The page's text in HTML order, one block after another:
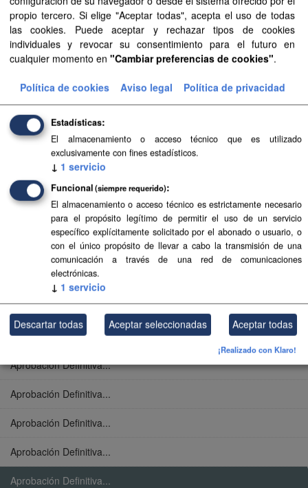
Aprobación Definitiva...
Aprobación Definitiva...
Aprobación Definitiva...
Aprobación Definitiva...
Aprobación Definitiva...
Aprobación Definitiva...
Aprobación Definitiva...
Aprobación Definitiva...
Aprobación Definitiva...
Aprobación Definitiva...
Aprobación Definitiva...
Aprobación Definitiva...
Aprobación Definitiva...
Aprobación Definitiva...
Aprobación Definitiva...
Aprobación Definitiva...
propio tercero. Si elige "Aceptar todas", acepta el uso de todas
las cookies. Puede aceptar y rechazar tipos de cookies
individuales y revocar su consentimiento para el futuro en
cualquier momento en "Cambiar preferencias de cookies".
Política de cookies Aviso legal Política de privacidad
Estadísticas
El almacenamiento o acceso técnico que es utilizado
exclusivamente con fines estadísticos.
↓ 1 servicio
Funcional (siempre requerido)
El almacenamiento o acceso técnico es estrictamente necesario
para el propósito legítimo de permitir el uso de un servicio
específico explícitamente solicitado por el abonado o usuario, o
con el único propósito de llevar a cabo la transmisión de una
comunicación a través de una red de comunicaciones
electrónicas.
↓ 1 servicio
Descartar todas Aceptar seleccionadas Aceptar todas
¡Realizado con Klaro!